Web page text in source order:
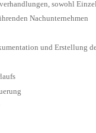
sowohl
Nachunternehmen
und Erstellung